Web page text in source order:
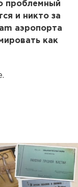
проблемный
и никто за
аэропорта
как